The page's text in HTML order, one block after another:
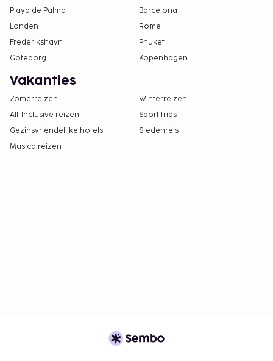
Playa de Palma
Barcelona
Londen
Rome
Frederikshavn
Phuket
Göteborg
Kopenhagen
Vakanties
Zomerreizen
Winterreizen
All-Inclusive reizen
Sport trips
Gezinsvriendelijke hotels
Stedenreis
Musicalreizen